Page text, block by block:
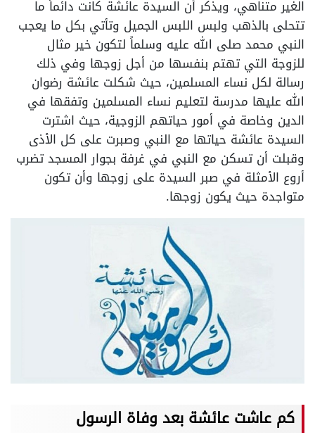
الغير متناهي، ويذكر أن السيدة عائشة كانت دائماً ما
تتحلى بالذهب ولبس اللبس الجميل وتأتي بكل ما يعجب
النبي محمد صلى الله عليه وسلماً لتكون خير مثال
للزوجة التي تهتم بنفسها من أجل زوجها وفي ذلك
رسالة لكل نساء المسلمين، حيث شكلت عائشة رضوان
الله عليها مدرسة لتعليم نساء المسلمين وتفقها في
الدين وخاصة في أمور حياتهم الزوجية، حيث اشترت
السيدة عائشة حياتها مع النبي وصبرت على كل الأذى
وقبلت أن تسكن مع النبي في غرفة بجوار المسجد تضرب
أروع الأمثلة في صبر السيدة على زوجها وأن تكون
متواجدة حيث يكون زوجها.
كم عاشت عائشة بعد وفاة الرسول